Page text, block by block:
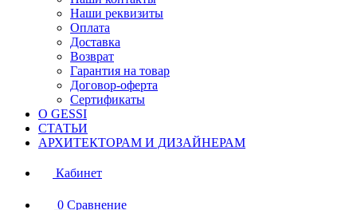
Наши реквизиты
Оплата
Доставка
Возврат
Гарантия на товар
Договор-оферта
Сертификаты
О GESSI
СТАТЬИ
АРХИТЕКТОРАМ И ДИЗАЙНЕРАМ
Кабинет
0 Сравнение